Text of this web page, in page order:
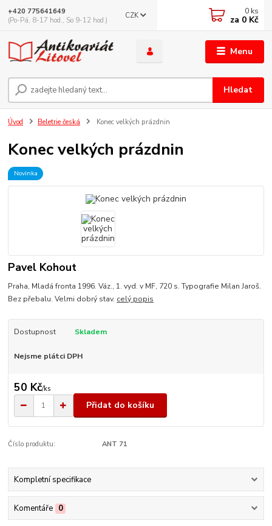
Menu
CZK
Hledat
+420 775641649
(Po-Pá, 8-17 hod., So 9-12 hod.)
0 ks
za 0 Kč
Úvod Beletrie česká Konec velkých prázdnin
Konec velkých prázdnin
Novinka
Pavel Kohout
Praha, Mladá fronta 1996. Váz., 1. vyd. v MF, 720 s. Typografie Milan Jaroš.
Bez přebalu. Velmi dobrý stav. celý popis
Dostupnost Skladem
Nejsme plátci DPH
50 Kč/ks
Přidat do košíku
Číslo produktu: ANT 71
Kompletní specifikace
Komentáře 0